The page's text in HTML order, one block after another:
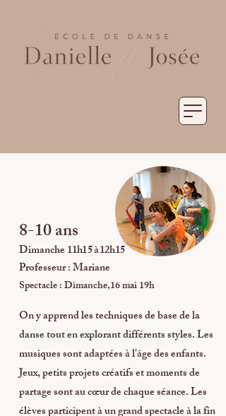
8-10 ans
Dimanche11h15 à 12h15
Professeur : Mariane
Spectacle : Dimanche,16 mai 19h
On y apprend les techniques de base de la
danse tout en explorant différents styles. Les
musiques sont adaptées à l'âge des enfants.
Jeux, petits projets créatifs et moments de
partage sont au cœur de chaque séance. Les
élèves participent à un grand spectacle à la fin